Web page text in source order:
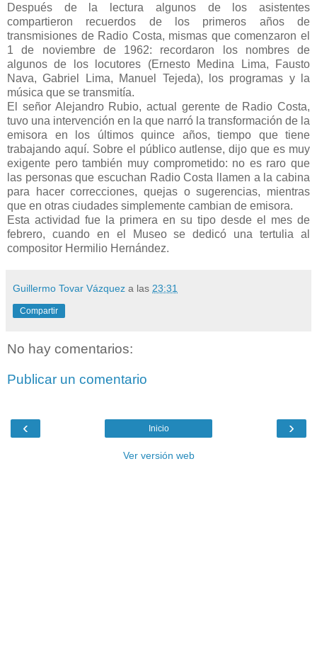
Después de la lectura algunos de los asistentes
compartieron recuerdos de los primeros años de
transmisiones de Radio Costa, mismas que comenzaron el
1 de noviembre de 1962: recordaron los nombres de
algunos de los locutores (Ernesto Medina Lima, Fausto
Nava, Gabriel Lima, Manuel Tejeda), los programas y la
música que se transmitía.
El señor Alejandro Rubio, actual gerente de Radio Costa,
tuvo una intervención en la que narró la transformación de la
emisora en los últimos quince años, tiempo que tiene
trabajando aquí. Sobre el público autlense, dijo que es muy
exigente pero también muy comprometido: no es raro que
las personas que escuchan Radio Costa llamen a la cabina
para hacer correcciones, quejas o sugerencias, mientras
que en otras ciudades simplemente cambian de emisora.
Esta actividad fue la primera en su tipo desde el mes de
febrero, cuando en el Museo se dedicó una tertulia al
compositor Hermilio Hernández.
Guillermo Tovar Vázquez a las 23:31
Compartir
No hay comentarios:
Publicar un comentario
‹ ›
Inicio
Ver versión web